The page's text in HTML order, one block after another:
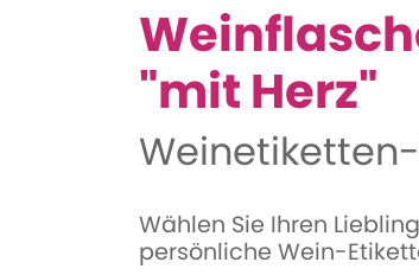
"mit Herz"
Wählen Sie Ihren
persönliche Wein-